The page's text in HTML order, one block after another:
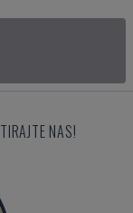
NAS!